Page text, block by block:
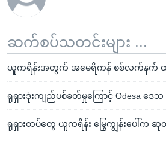
ဆက်စပ်သတင်းများ ...
ယူကရိန်းအတွက် အမေရိကန် စစ်လက်နက် ထ
ရုရှားဒုံးကျည်ပစ်ခတ်မှုကြောင့် Odesa ဒ
ရုရှားတပ်တွေ ယူကရိန်း မြွေကျွန်းပေါ်က ဆု